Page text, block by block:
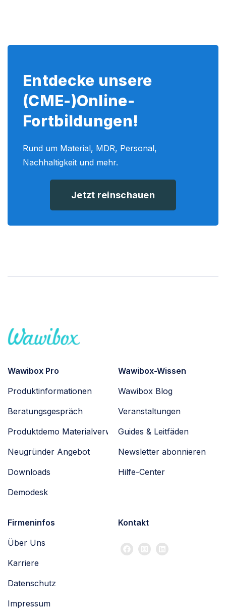
Entdecke unsere
(CME-)Online-
Fortbildungen!
Rund um Material, MDR, Personal,
Nachhaltigkeit und mehr.
Jetzt reinschauen
Wawibox Pro
Produktinformationen
Beratungsgespräch
Produktdemo Materialverwaltung
Neugründer Angebot
Downloads
Demodesk
Wawibox-Wissen
Wawibox Blog
Veranstaltungen
Guides & Leitfäden
Newsletter abonnieren
Hilfe-Center
Firmeninfos
Über Uns
Karriere
Datenschutz
Impressum
Kontakt